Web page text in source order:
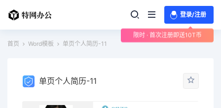
登录/注册
限时 · 首次注册即送10T币
首页
Word模板 单页个人简历-11
单页个人简历-11